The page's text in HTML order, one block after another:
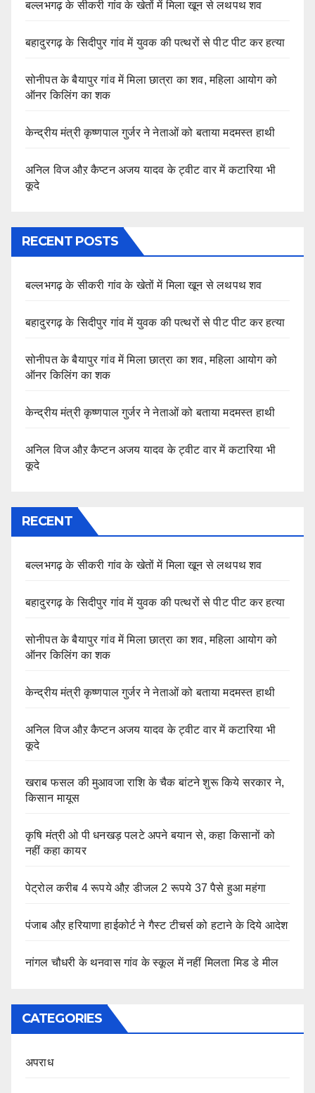
बल्लभगढ़ के सीकरी गांव के खेतों में मिला खून से लथपथ शव
बहादुरगढ़ के सिदीपुर गांव में युवक की पत्थरों से पीट पीट कर हत्या
सोनीपत के बैयापुर गांव में मिला छात्रा का शव, महिला आयोग को
ऑनर किलिंग का शक
केन्द्रीय मंत्री कृष्णपाल गुर्जर ने नेताओं को बताया मदमस्त हाथी
अनिल विज औऱ कैप्टन अजय यादव के ट्वीट वार में कटारिया भी
कूदे
RECENT POSTS
बल्लभगढ़ के सीकरी गांव के खेतों में मिला खून से लथपथ शव
बहादुरगढ़ के सिदीपुर गांव में युवक की पत्थरों से पीट पीट कर हत्या
सोनीपत के बैयापुर गांव में मिला छात्रा का शव, महिला आयोग को
ऑनर किलिंग का शक
केन्द्रीय मंत्री कृष्णपाल गुर्जर ने नेताओं को बताया मदमस्त हाथी
अनिल विज औऱ कैप्टन अजय यादव के ट्वीट वार में कटारिया भी
कूदे
RECENT
बल्लभगढ़ के सीकरी गांव के खेतों में मिला खून से लथपथ शव
बहादुरगढ़ के सिदीपुर गांव में युवक की पत्थरों से पीट पीट कर हत्या
सोनीपत के बैयापुर गांव में मिला छात्रा का शव, महिला आयोग को
ऑनर किलिंग का शक
केन्द्रीय मंत्री कृष्णपाल गुर्जर ने नेताओं को बताया मदमस्त हाथी
अनिल विज औऱ कैप्टन अजय यादव के ट्वीट वार में कटारिया भी
कूदे
खराब फसल की मुआवजा राशि के चैक बांटने शुरू किये सरकार ने,
किसान मायूस
कृषि मंत्री ओ पी धनखड़ पलटे अपने बयान से, कहा किसानों को
नहीं कहा कायर
पेट्रोल करीब 4 रूपये औऱ डीजल 2 रूपये 37 पैसे हुआ महंगा
पंजाब औऱ हरियाणा हाईकोर्ट ने गैस्ट टीचर्स को हटाने के दिये आदेश
नांगल चौधरी के थनवास गांव के स्कूल में नहीं मिलता मिड डे मील
CATEGORIES
अपराध